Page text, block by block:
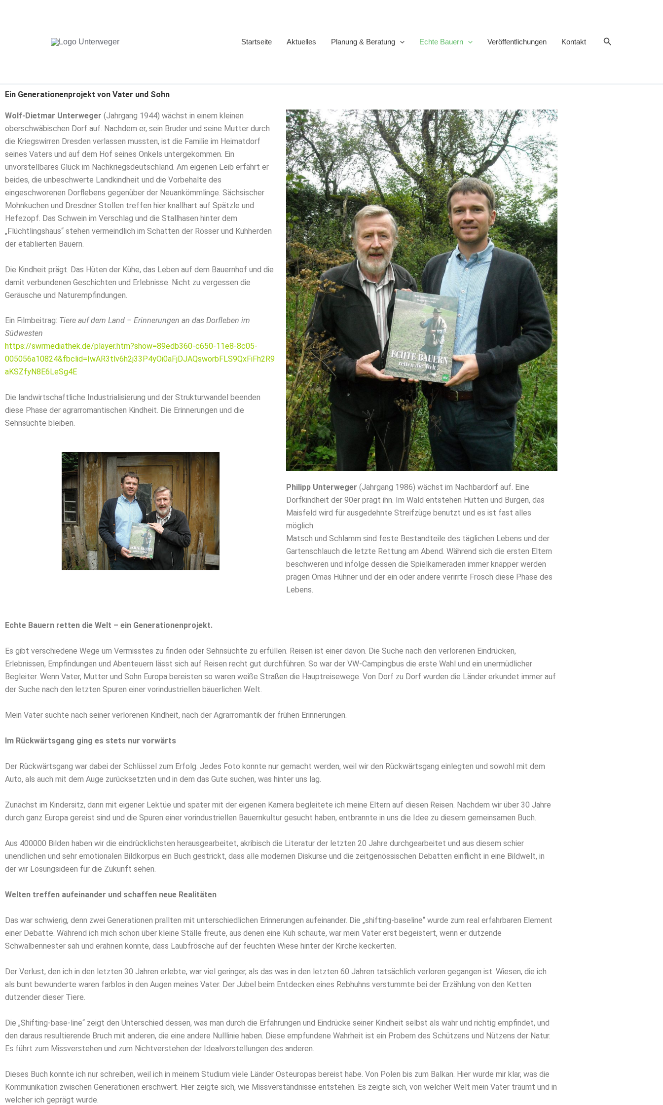
Startseite
Aktuelles Planung & Beratung Echte Bauern Veröffentlichungen Kontakt Suchen
Ein Generationenprojekt von Vater und Sohn
Wolf-Dietmar Unterweger (Jahrgang 1944) wächst in einem kleinen
oberschwäbischen Dorf auf. Nachdem er, sein Bruder und seine Mutter durch
die Kriegswirren Dresden verlassen mussten, ist die Familie im Heimatdorf
seines Vaters und auf dem Hof seines Onkels untergekommen. Ein
unvorstellbares Glück im Nachkriegsdeutschland. Am eigenen Leib erfährt er
beides, die unbeschwerte Landkindheit und die Vorbehalte des
eingeschworenen Dorflebens gegenüber der Neuankömmlinge. Sächsischer
Mohnkuchen und Dresdner Stollen treffen hier knallhart auf Spätzle und
Hefezopf. Das Schwein im Verschlag und die Stallhasen hinter dem
„Flüchtlingshaus“ stehen vermeindlich im Schatten der Rösser und Kuhherden
der etablierten Bauern.
Die Kindheit prägt. Das Hüten der Kühe, das Leben auf dem Bauernhof und die
damit verbundenen Geschichten und Erlebnisse. Nicht zu vergessen die
Geräusche und Naturempfindungen.
Ein Filmbeitrag: Tiere auf dem Land – Erinnerungen an das Dorfleben im
Südwesten
https://swrmediathek.de/player.htm?show=89edb360-c650-11e8-8c05-
005056a10824&fbclid=IwAR3tlv6h2j33P4yOi0aFjDJAQsworbFLS9QxFiFh2R9
aKSZfyN8E6LeSg4E
Die landwirtschaftliche Industrialisierung und der Strukturwandel beenden
diese Phase der agrarromantischen Kindheit. Die Erinnerungen und die
Sehnsüchte bleiben.
Philipp Unterweger (Jahrgang 1986) wächst im Nachbardorf auf. Eine
Dorfkindheit der 90er prägt ihn. Im Wald entstehen Hütten und Burgen, das
Maisfeld wird für ausgedehnte Streifzüge benutzt und es ist fast alles
möglich.
Matsch und Schlamm sind feste Bestandteile des täglichen Lebens und der
Gartenschlauch die letzte Rettung am Abend. Während sich die ersten Eltern
beschweren und infolge dessen die Spielkameraden immer knapper werden
prägen Omas Hühner und der ein oder andere verirrte Frosch diese Phase des
Lebens.
Echte Bauern retten die Welt – ein Generationenprojekt.
Es gibt verschiedene Wege um Vermisstes zu finden oder Sehnsüchte zu erfüllen. Reisen ist einer davon. Die Suche nach den verlorenen Eindrücken,
Erlebnissen, Empfindungen und Abenteuern lässt sich auf Reisen recht gut durchführen. So war der VW-Campingbus die erste Wahl und ein unermüdlicher
Begleiter. Wenn Vater, Mutter und Sohn Europa bereisten so waren weiße Straßen die Hauptreisewege. Von Dorf zu Dorf wurden die Länder erkundet immer auf
der Suche nach den letzten Spuren einer vorindustriellen bäuerlichen Welt.
Mein Vater suchte nach seiner verlorenen Kindheit, nach der Agrarromantik der frühen Erinnerungen.
Im Rückwärtsgang ging es stets nur vorwärts
Der Rückwärtsgang war dabei der Schlüssel zum Erfolg. Jedes Foto konnte nur gemacht werden, weil wir den Rückwärtsgang einlegten und sowohl mit dem
Auto, als auch mit dem Auge zurücksetzten und in dem das Gute suchen, was hinter uns lag.
Zunächst im Kindersitz, dann mit eigener Lektüe und später mit der eigenen Kamera begleitete ich meine Eltern auf diesen Reisen. Nachdem wir über 30 Jahre
durch ganz Europa gereist sind und die Spuren einer vorindustriellen Bauernkultur gesucht haben, entbrannte in uns die Idee zu diesem gemeinsamen Buch.
Aus 400000 Bilden haben wir die eindrücklichsten herausgearbeitet, akribisch die Literatur der letzten 20 Jahre durchgearbeitet und aus diesem schier
unendlichen und sehr emotionalen Bildkorpus ein Buch gestrickt, dass alle modernen Diskurse und die zeitgenössischen Debatten einflicht in eine Bildwelt, in
der wir Lösungsideen für die Zukunft sehen.
Welten treffen aufeinander und schaffen neue Realitäten
Das war schwierig, denn zwei Generationen prallten mit unterschiedlichen Erinnerungen aufeinander. Die „shifting-baseline“ wurde zum real erfahrbaren Element
einer Debatte. Während ich mich schon über kleine Ställe freute, aus denen eine Kuh schaute, war mein Vater erst begeistert, wenn er dutzende
Schwalbennester sah und erahnen konnte, dass Laubfrösche auf der feuchten Wiese hinter der Kirche keckerten.
Der Verlust, den ich in den letzten 30 Jahren erlebte, war viel geringer, als das was in den letzten 60 Jahren tatsächlich verloren gegangen ist. Wiesen, die ich
als bunt bewunderte waren farblos in den Augen meines Vater. Der Jubel beim Entdecken eines Rebhuhns verstummte bei der Erzählung von den Ketten
dutzender dieser Tiere.
Die „Shifting-base-line“ zeigt den Unterschied dessen, was man durch die Erfahrungen und Eindrücke seiner Kindheit selbst als wahr und richtig empfindet, und
den daraus resultierende Bruch mit anderen, die eine andere Nulllinie haben. Diese empfundene Wahrheit ist ein Probem des Schützens und Nützens der Natur.
Es führt zum Missverstehen und zum Nichtverstehen der Idealvorstellungen des anderen.
Dieses Buch konnte ich nur schreiben, weil ich in meinem Studium viele Länder Osteuropas bereist habe. Von Polen bis zum Balkan. Hier wurde mir klar, was die
Kommunikation zwischen Generationen erschwert. Hier zeigte sich, wie Missverständnisse entstehen. Es zeigte sich, von welcher Welt mein Vater träumt und in
welcher ich geprägt wurde.